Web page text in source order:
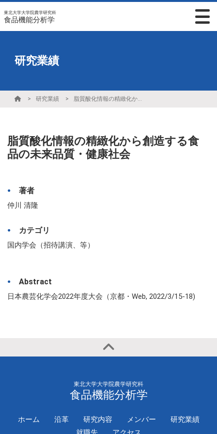
東北大学大学院農学研究科
食品機能分析学
研究業績
研究業績 脂質酸化情報の精緻化から創造する食品の未来品質・健康社会
脂質酸化情報の精緻化から創造する食
品の未来品質・健康社会
著者
仲川 清隆
カテゴリ
国内学会（招待講演、等）
Abstract
日本農芸化学会2022年度大会（京都・Web, 2022/3/15-18)
東北大学大学院農学研究科
食品機能分析学
ホーム 沿革 研究内容 メンバー
研究業績